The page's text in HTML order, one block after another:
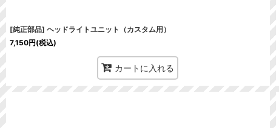
[純正部品] ヘッドライトユニット（カスタム用）
7,150円(税込)
カートに入れる